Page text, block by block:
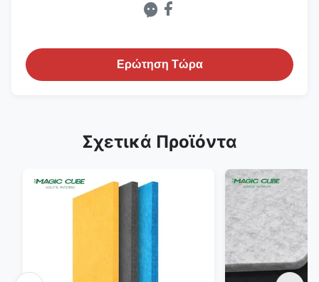
Ερώτηση Τώρα
Σχετικά Προϊόντα